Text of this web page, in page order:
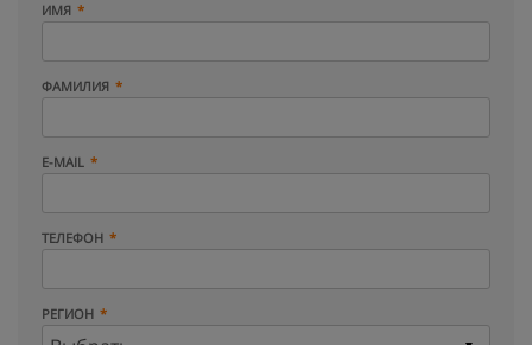
ИМЯ
ФАМИЛИЯ
E-MAIL
ТЕЛЕФОН
РЕГИОН